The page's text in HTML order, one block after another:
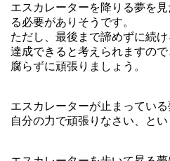
エスカレーターを降りる夢を
る必要がありそうです。
ただし、最後まで諦めずに続
達成できると考えられますので
腐らずに頑張りましょう。
エスカレーターが止まっている
自分の力で頑張りなさい、とい